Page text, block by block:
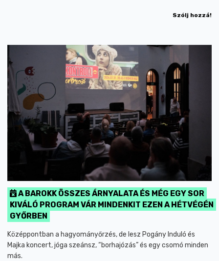
Szólj hozzá!
A BAROKK ÖSSZES ÁRNYALATA ÉS MÉG EGY SOR
KIVÁLÓ PROGRAM VÁR MINDENKIT EZEN A HÉTVÉGÉN
GYŐRBEN
Középpontban a hagyományőrzés, de lesz Pogány Induló és
Majka koncert, jóga szeánsz, “borhajózás” és egy csomó minden
más.